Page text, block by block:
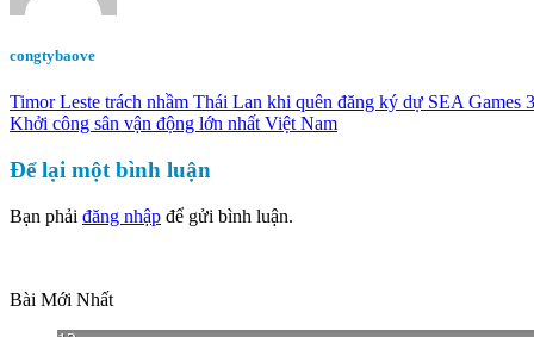
congtybaove
Timor Leste trách nhầm Thái Lan khi quên đăng ký dự SEA Games
Khởi công sân vận động lớn nhất Việt Nam
Để lại một bình luận
Bạn phải đăng nhập để gửi bình luận.
Bài Mới Nhất